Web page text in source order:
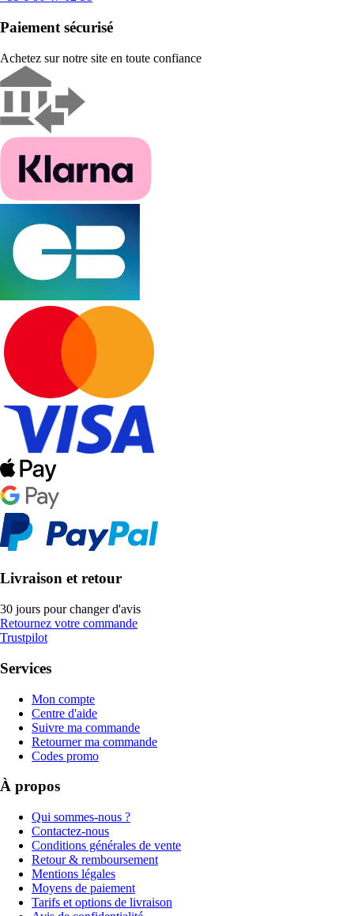
Paiement sécurisé
Achetez sur notre site en toute confiance
Livraison et retour
30 jours pour changer d'avis
Retournez votre commande
Trustpilot
Services
Mon compte
Centre d'aide
Suivre ma commande
Retourner ma commande
Codes promo
À propos
Qui sommes-nous ?
Contactez-nous
Conditions générales de vente
Retour & remboursement
Mentions légales
Moyens de paiement
Tarifs et options de livraison